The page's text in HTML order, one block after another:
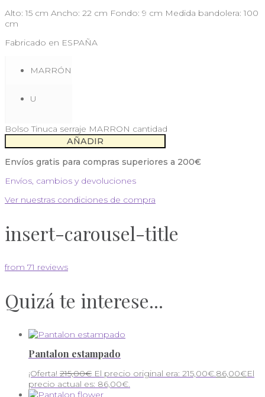
Alto: 15 cm Ancho: 22 cm Fondo: 9 cm Medida bandolera: 100
cm
Fabricado en ESPAÑA
MARRÓN
U
Bolso Tinuca serraje MARRON cantidad
AÑADIR
Envíos gratis para compras superiores a 200€
Envíos, cambios y devoluciones
Ver nuestras condiciones de compra
insert-carousel-title
from 71 reviews
Quizá te interese...
Pantalon estampado
¡Oferta! 215,00€ El precio original era: 215,00€. 86,00€El
precio actual es: 86,00€.